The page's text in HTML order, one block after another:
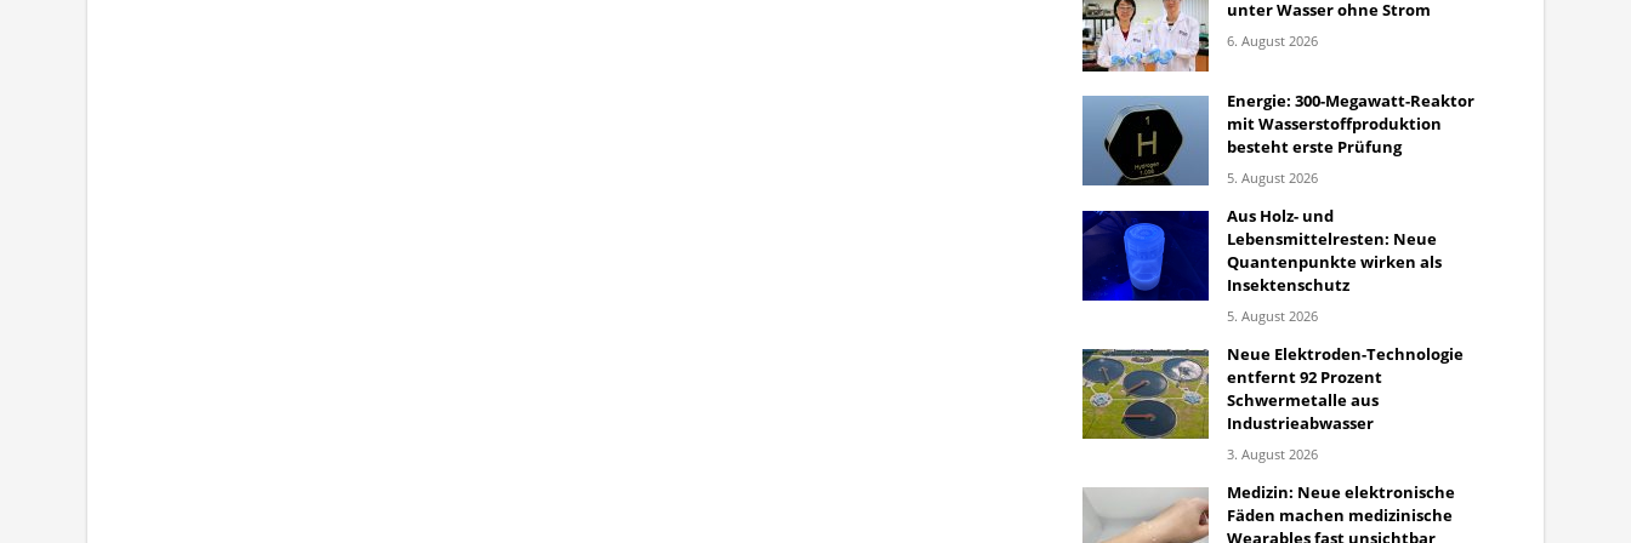
unter Wasser ohne Strom
6. August 2026
Energie: 300-Megawatt-Reaktor
mit Wasserstoffproduktion
besteht erste Prüfung
5. August 2026
Aus Holz- und
Lebensmittelresten: Neue
Quantenpunkte wirken als
Insektenschutz
5. August 2026
Neue Elektroden-Technologie
entfernt 92 Prozent
Schwermetalle aus
Industrieabwasser
3. August 2026
Medizin: Neue elektronische
Fäden machen medizinische
Wearables fast unsichtbar